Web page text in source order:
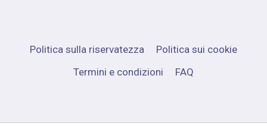
Politica sulla riservatezza
Politica sui cookie
Termini e condizioni
FAQ